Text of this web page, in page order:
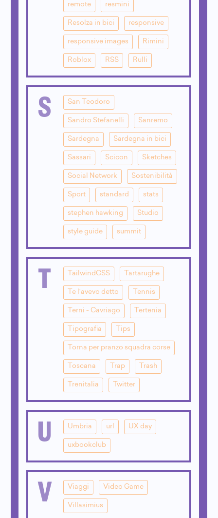
remote resmini
Resolza in bici responsive
responsive images Rimini
Roblox RSS Rulli
S San Teodoro
Sandro Stefanelli Sanremo
Sardegna Sardegna in bici
Sassari Scicon Sketches
Social Network Sostenibilità
Sport standard stats
stephen hawking Studio
style guide summit
T TailwindCSS Tartarughe
Te l'avevo detto Tennis
Terni - Cavriago Tertenia
Tipografia Tips
Torna per pranzo squadra corse
Toscana Trap Trash
Trenitalia Twitter
U Umbria url UX day
uxbookclub
V Viaggi Video Game
Villasimius